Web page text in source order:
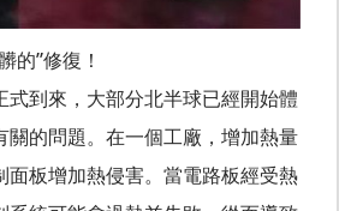
的”修復！
式到來，大部分北半球已經開始體
關的問題。在一個工廠，增加熱量
面板增加熱侵害。當電路板經受熱